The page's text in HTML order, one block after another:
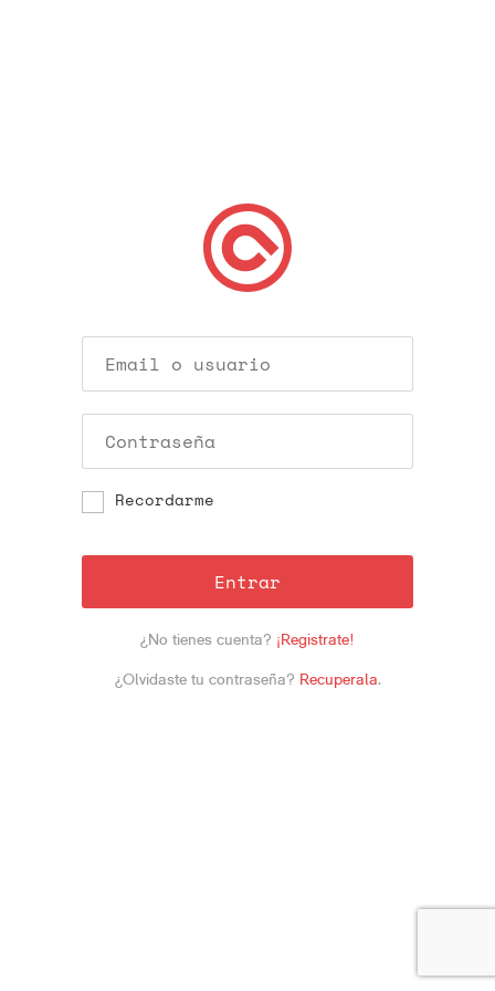
Recordarme
Entrar
¿No tienes cuenta? ¡Registrate!
¿Olvidaste tu contraseña? Recuperala.